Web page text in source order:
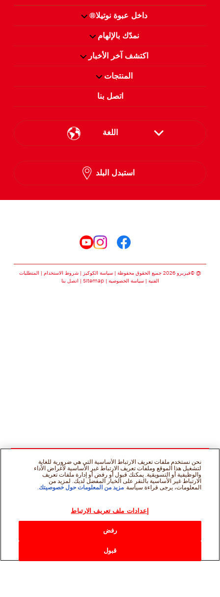
داخل عبوة نوتيلا®
نمدّك بالإلهام
اكتشف آخر الأخبار
المنتجات
اتصل بنا
اللغة
English
استبدل البلد
@ ©فيريرو 2026 جميع الحقوق محفوظة سياسة الكوكيز شروط الاستخدام
المتطلبات
الفنية
سياسة الخصوصية Sitemap اتصل بنا
نحن نستخدم ملفات تعريف الارتباط الأساسية التي هي ضرورية للغاية
لتشغيل هذا الموقع وملفات تعريف الارتباط غير الأساسية لأغراض الأداء
والوظيفية أو التسويقية. يمكنك قبول أو رفض أو إدارة ملفات تعريف
الارتباط غير الأساسية بالنقر على الخيار المفضل لديك. لمزيد من
المعلومات، يرجى قراءة سياسة مزيد من المعلومات حول خصوصيتك
إعدادات ملف تعريف الارتباط
رفض
قبول